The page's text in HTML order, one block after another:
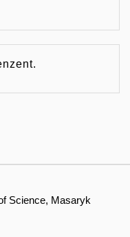
Science, Masaryk